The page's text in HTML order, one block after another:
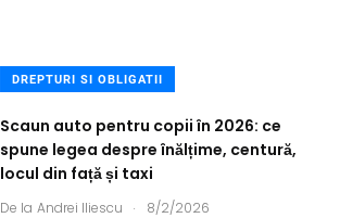
DREPTURI SI OBLIGATII
Scaun auto pentru copii în 2026: ce
spune legea despre înălțime, centură,
locul din față și taxi
De la Andrei Iliescu . 8/2/2026